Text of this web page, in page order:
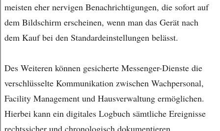
meisten eher nervigen Benachrichtigungen, die sofort auf
dem Bildschirm erscheinen, wenn man das Gerät nach
dem Kauf bei den Standardeinstellungen belässt.
Des Weiteren können gesicherte Messenger-Dienste die
verschlüsselte Kommunikation zwischen Wachpersonal,
Facility Management und Hausverwaltung ermöglichen.
Hierbei kann ein digitales Logbuch sämtliche Ereignisse
rechtssicher und chronologisch dokumentieren.